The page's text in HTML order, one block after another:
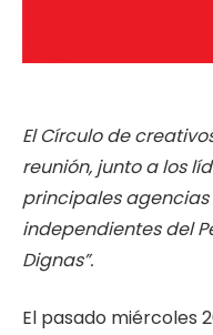
El Círculo de
reunión, junto a los
principales
independientes del
Dignas”.
El pasado miércoles